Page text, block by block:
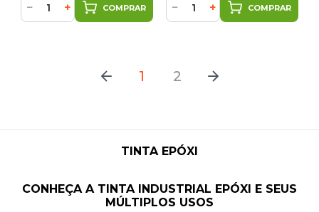
− + COMPRAR − + COMPRAR
1 2
TINTA EPÓXI
CONHEÇA A TINTA INDUSTRIAL EPÓXI E SEUS
MÚLTIPLOS USOS